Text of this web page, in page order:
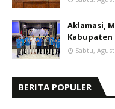
Aklamasi,
Sabtu,
BERITA POPULER